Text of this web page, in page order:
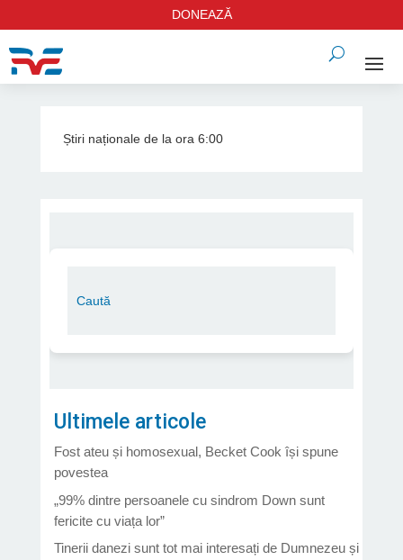
DONEAZĂ
Știri naționale de la ora 6:00
Ultimele articole
Fost ateu și homosexual, Becket Cook își spune
povestea
„99% dintre persoanele cu sindrom Down sunt
fericite cu viața lor”
Tinerii danezi sunt tot mai interesați de Dumnezeu și